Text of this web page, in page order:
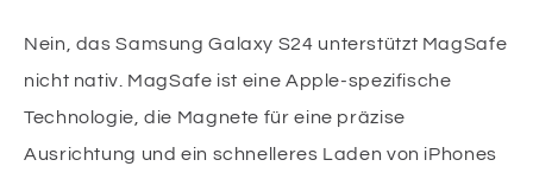
Nein, das Samsung Galaxy S24 unterstützt MagSafe
nicht nativ. MagSafe ist eine Apple-spezifische
Technologie, die Magnete für eine präzise
Ausrichtung und ein schnelleres Laden von iPhones